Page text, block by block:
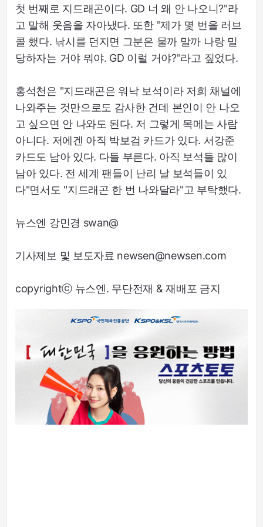
첫 번째로 지드래곤이다. GD 너 왜 안 나오니?"라
고 말해 웃음을 자아냈다. 또한 "제가 몇 번을 러브
콜 했다. 낚시를 던지면 그분은 물까 말까 나랑 밀
당하자는 거야 뭐야. GD 이럴 거야?"라고 짚었다.
홍석천은 "지드래곤은 워낙 보석이라 저희 채널에
나와주는 것만으로도 감사한 건데 본인이 안 나오
고 싶으면 안 나와도 된다. 저 그렇게 목메는 사람
아니다. 저에겐 아직 박보검 카드가 있다. 서강준
카드도 남아 있다. 다들 부른다. 아직 보석들 많이
남아 있다. 전 세계 팬들이 난리 날 보석들이 있
다"면서도 "지드래곤 한 번 나와달라"고 부탁했다.
뉴스엔 강민경 swan@
기사제보 및 보도자료 newsen@newsen.com
copyrightⓒ 뉴스엔. 무단전재 & 재배포 금지